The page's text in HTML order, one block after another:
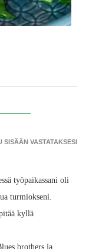
työpaikassani oli
turmiokseni.
kyllä
brothers ja
SISÄÄN VASTATAKSESI